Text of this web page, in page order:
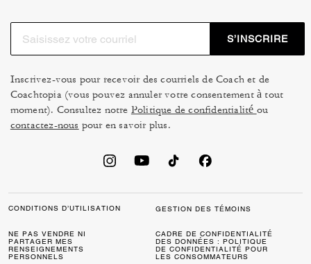
S’INSCRIRE
Inscrivez-vous pour recevoir des courriels de Coach et de
Coachtopia (vous pouvez annuler votre consentement à tout
moment). Consultez notre Politique de confidentialité ou
contactez-nous pour en savoir plus.
CONDITIONS D’UTILISATION GESTION DES TÉMOINS
NE PAS VENDRE NI
PARTAGER MES
RENSEIGNEMENTS
PERSONNELS
CADRE DE CONFIDENTIALITÉ
DES DONNÉES : POLITIQUE
DE CONFIDENTIALITÉ POUR
LES CONSOMMATEURS